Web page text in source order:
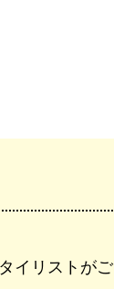
イリストがご